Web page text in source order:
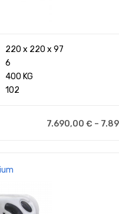
220 x 220 x 97
6
400 KG
102
7.690,00 € –